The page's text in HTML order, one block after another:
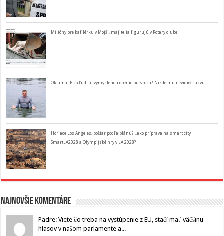
Milióny pre kafilérku v Mojši, majitelia figurujú v Rotary clube
Oklamal Fico ľudí aj vymyslenou operáciou srdca? Nikde mu nevidieť jazvu…
Horiace Los Angeles, požiar podľa plánu? ..ako príprava na smart city
SmartLA2028 a Olympijské hry v LA 2028?
Najnovšie komentáre
Padre: Viete čo treba na vystúpenie z EU, stačí mať väčšinu
hlasov v našom parlamente a...